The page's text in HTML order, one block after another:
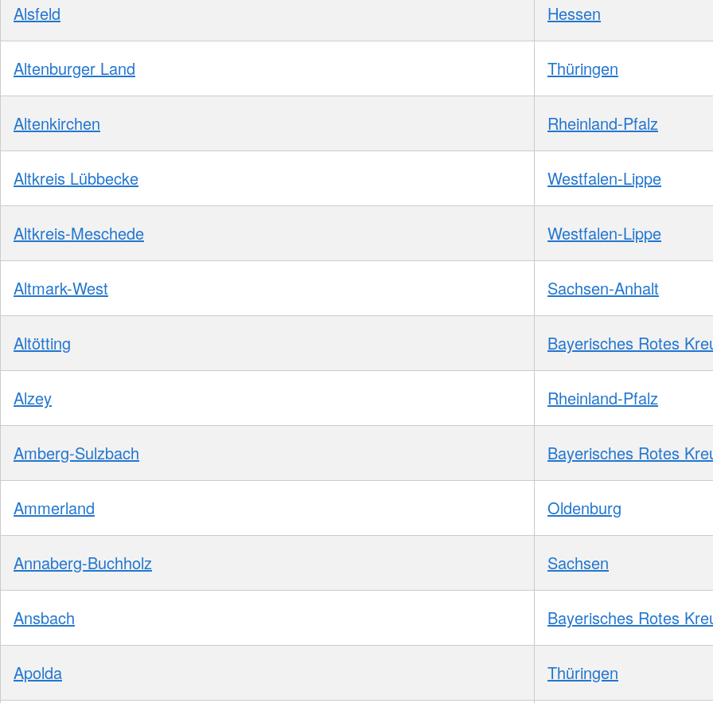
Alsfeld Hessen
Altenburger Land Thüringen
Altenkirchen Rheinland-Pfalz
Altkreis Lübbecke Westfalen-Lippe
Altkreis-Meschede Westfalen-Lippe
Altmark-West Sachsen-Anhalt
Altötting Bayerisches Rotes
Alzey Rheinland-Pfalz
Amberg-Sulzbach Bayerisches Rotes
Ammerland Oldenburg
Annaberg-Buchholz Sachsen
Ansbach Bayerisches Rotes
Apolda Thüringen